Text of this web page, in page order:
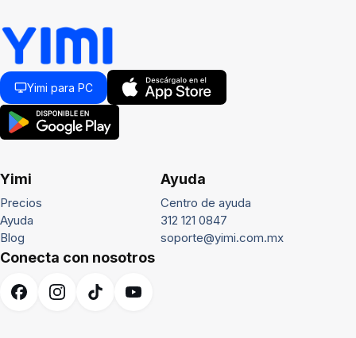
Yimi para PC
Yimi
Precios
Ayuda
Blog
Ayuda
Centro de ayuda
312 121 0847
soporte@yimi.com.mx
Conecta con nosotros